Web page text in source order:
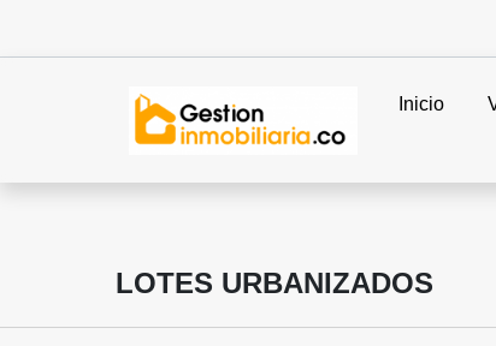
Inicio
LOTES URBANIZADOS